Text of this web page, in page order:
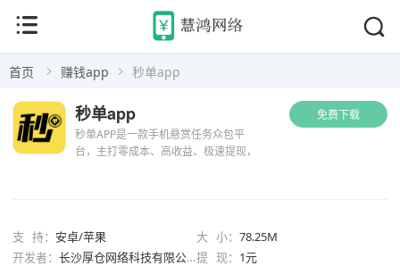
首页 赚钱app 秒单app
免费下载
秒单APP是一款手机悬赏任务众包平
台，主打零成本、高收益、极速提现，
秒单app
支 持： 安卓/苹果 大 小： 78.25M
开发者： 长沙厚仓网络科技有限公司 提 现： 1元